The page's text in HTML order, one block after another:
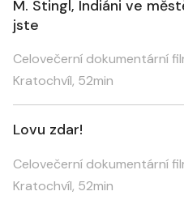
M. Stingl, Indiáni ve
jste
Celovečerní dokumentární
Kratochvíl, 52min
Lovu zdar!
Celovečerní dokumentární
Kratochvíl, 52min